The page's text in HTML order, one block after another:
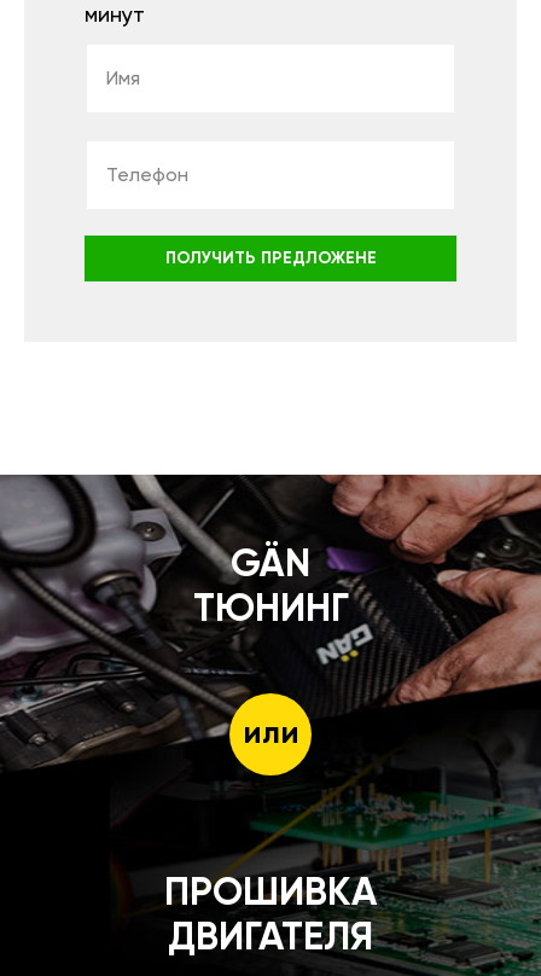
минут
ПОЛУЧИТЬ ПРЕДЛОЖЕНЕ
GÄN
ТЮНИНГ
или
ПРОШИВКА
ДВИГАТЕЛЯ